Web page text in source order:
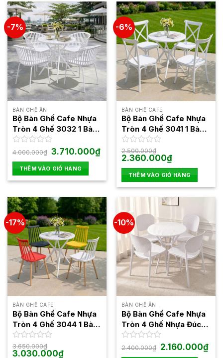
-7%
BÀN GHẾ ĂN
Bộ Bàn Ghế Cafe Nhựa
Tròn 4 Ghế 3032 1 Bàn
3025
Được
hạng
0
5
4.000.000₫ Giá
gốc
là:
4.000.000₫.
3.710.000₫Giá
hiện
3.710.000₫.
THÊM VÀO GIỎ HÀNG
-6%
BÀN GHẾ CAFE
Bộ Bàn Ghế Cafe Nhựa
Tròn 4 Ghế 3041 1 Bàn
3025
Được
xếp
hạng
0
5
sao
2.500.000₫
Giá
gốc
là:
2.500.000₫.
2.360.000₫Giá
hiện
tại
là:
2.360.000₫.
THÊM VÀO GIỎ HÀNG
-17%
BÀN GHẾ CAFE
Bộ Bàn Ghế Cafe Nhựa
Tròn 4 Ghế 3044 1 Bàn
3025
Được
xếp
3.650.000₫
Giá
3.030.000₫Giá
-10%
BÀN GHẾ ĂN
Bộ Bàn Ghế Cafe Nhựa
Tròn 4 Ghế Nhựa Đúc
Lỗ BBCF37
Được
2.400.000₫ Giá
gốc
2.160.000₫Giá
hiện